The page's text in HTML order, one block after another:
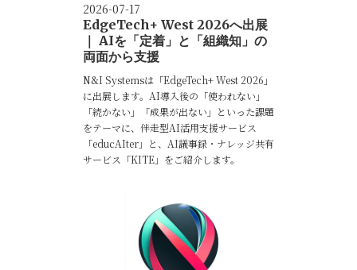
2026-07-17
EdgeTech+ West 2026へ出展
｜ AIを「定着」と「組織知」の
両面から支援
N&I Systemsは「EdgeTech+ West 2026」
に出展します。AI導入後の「使われない」
「続かない」「成果が出ない」といった課題
をテーマに、伴走型AI活用支援サービス
「educAIter」と、AI議事録・ナレッジ共有
サービス「KITE」をご紹介します。